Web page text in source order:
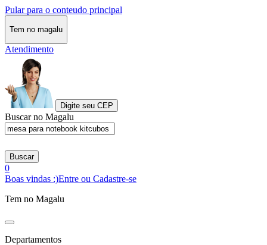
Pular para o conteudo principal
Tem no magalu
Atendimento
Digite seu CEP
Buscar no Magalu
Buscar
0
Boas vindas :)Entre ou Cadastre-se
Tem no Magalu
Departamentos